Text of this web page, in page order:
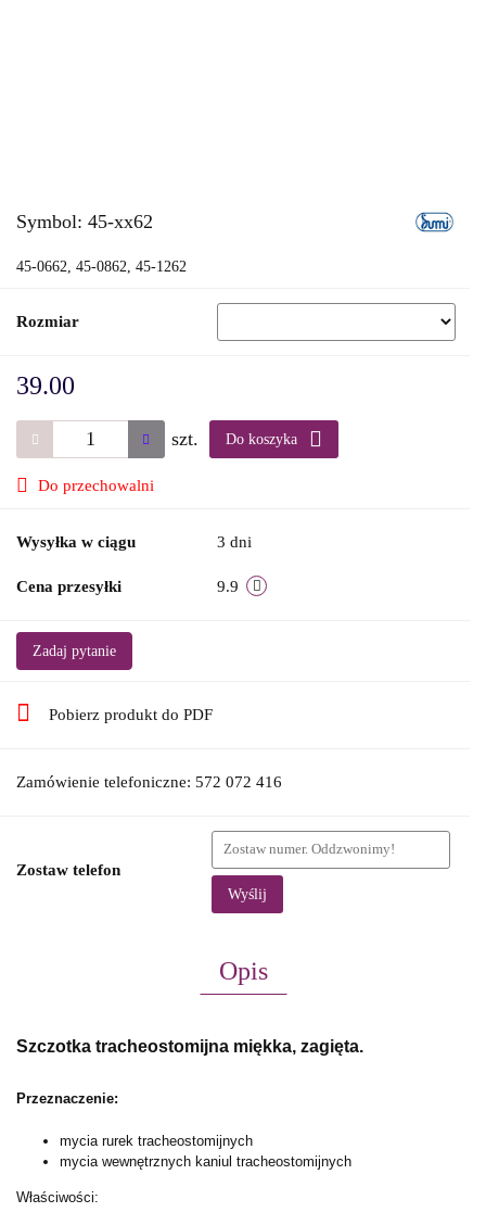
Symbol: 45-xx62
45-0662, 45-0862, 45-1262
Rozmiar
39.00
szt. Do koszyka
Do przechowalni
Wysyłka w ciągu 3 dni
Cena przesyłki 9.9
Zadaj pytanie
Pobierz produkt do PDF
Zamówienie telefoniczne: 572 072 416
Zostaw telefon
Wyślij
Opis
Szczotka tracheostomijna miękka, zagięta.
Przeznaczenie:
mycia rurek tracheostomijnych
mycia wewnętrznych kaniul tracheostomijnych
Właściwości: